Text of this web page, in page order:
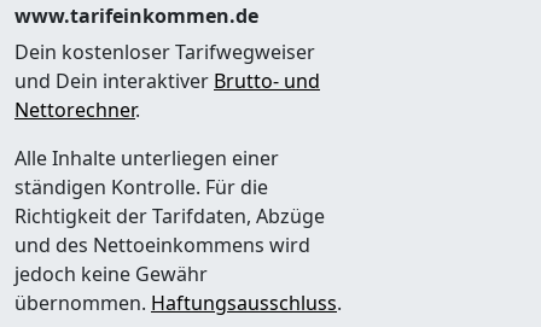
www.tarifeinkommen.de
Dein kostenloser Tarifwegweiser
und Dein interaktiver Brutto- und
Nettorechner.
Alle Inhalte unterliegen einer
ständigen Kontrolle. Für die
Richtigkeit der Tarifdaten, Abzüge
und des Nettoeinkommens wird
jedoch keine Gewähr
übernommen. Haftungsausschluss.